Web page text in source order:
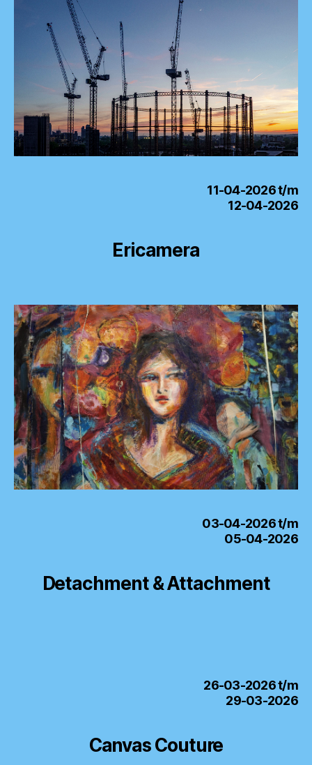
11-04-2026 t/m
12-04-2026
Ericamera
03-04-2026 t/m
05-04-2026
Detachment & Attachment
26-03-2026 t/m
29-03-2026
Canvas Couture